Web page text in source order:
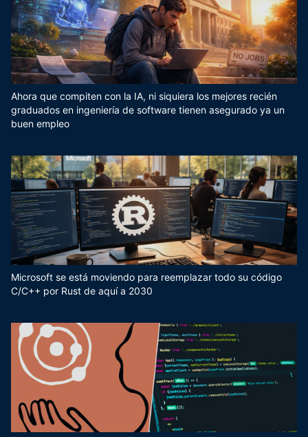
Ahora que compiten con la IA, ni siquiera los mejores recién
graduados en ingeniería de software tienen asegurado ya un
buen empleo
Microsoft se está moviendo para reemplazar todo su código
C/C++ por Rust de aquí a 2030